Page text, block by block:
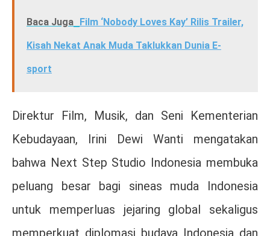
Baca Juga Film ‘Nobody Loves Kay’ Rilis Trailer,
Kisah Nekat Anak Muda Taklukkan Dunia E-
sport
Direktur Film, Musik, dan Seni Kementerian
Kebudayaan, Irini Dewi Wanti mengatakan
bahwa Next Step Studio Indonesia membuka
peluang besar bagi sineas muda Indonesia
untuk memperluas jejaring global sekaligus